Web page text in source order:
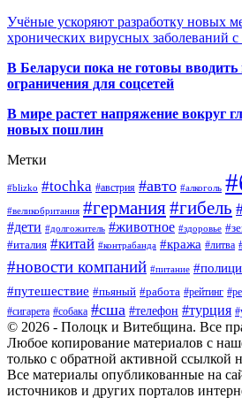
Учёные ускоряют разработку новых
хронических вирусных заболеваний
В Беларуси пока не готовы вводить
ограничения для соцсетей
В мире растет напряжение вокруг
новых пошлин
Метки
#blizko #tochka #австрия #авто #алкоголь
#великобритания #германия#гибель
#дети #долгожитель #животное #здоровье
#италия #китай #контрабанда #кража #литва
#новости компаний #питание
#путешествие #пьяный #работа #рейтинг
#сигарета #собака #сша #телефон #турция
© 2026 - Полоцк и Витебщина. Все
Любое копирование материалов с
только с обратной активной ссылкой
Все материалы опубликованные на
источников и других порталов